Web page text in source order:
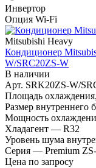
Инвертор
Опция Wi-Fi
Mitsubishi Heavy
Кондиционер
W/SRC20ZS-W
В наличии
Арт. SRK20ZS-W/
Площадь
Размер
Мощность
Хладагент — R32
Уровень шума
Серия — Premium
Цена по запросу